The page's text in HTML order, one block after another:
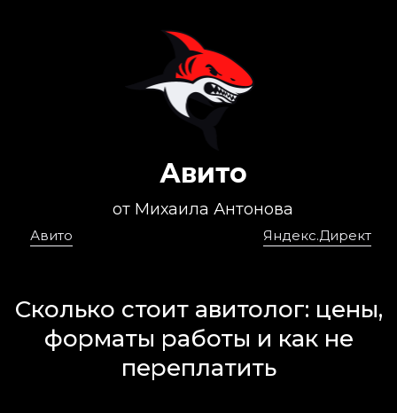
Авито
от Михаила Антонова
Авито Яндекс.Директ
Сколько стоит авитолог: цены,
форматы работы и как не
переплатить